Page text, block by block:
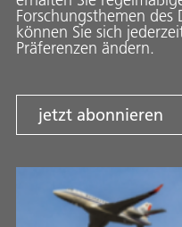
Forschungsthemen des
können Sie sich
Präferenzen ändern.
jetzt abonnieren